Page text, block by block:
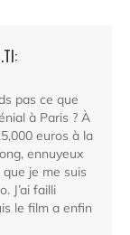
pas ce que
à Paris ? À
euros à la
ennuyeux
je me suis
J’ai failli
le film a enfin